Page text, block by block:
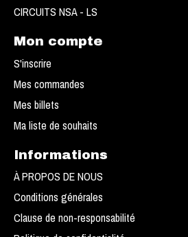
CIRCUITS NSA - LS
Mon compte
S'inscrire
Mes commandes
Mes billets
Ma liste de souhaits
Informations
À PROPOS DE NOUS
Conditions générales
Clause de non-responsabilité